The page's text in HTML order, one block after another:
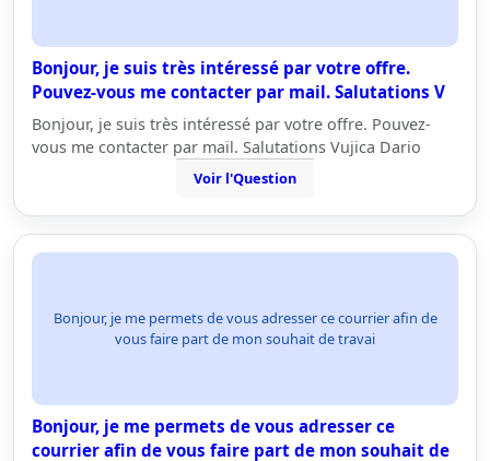
Bonjour, je suis très intéressé par votre offre.
Pouvez-vous me contacter par mail. Salutations V
Bonjour, je suis très intéressé par votre offre. Pouvez-
vous me contacter par mail. Salutations Vujica Dario
Voir l'Question
Bonjour, je me permets de vous adresser ce courrier afin de
vous faire part de mon souhait de travai
Bonjour, je me permets de vous adresser ce
courrier afin de vous faire part de mon souhait de